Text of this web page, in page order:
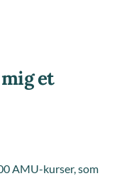
et
AMU-kurser, som